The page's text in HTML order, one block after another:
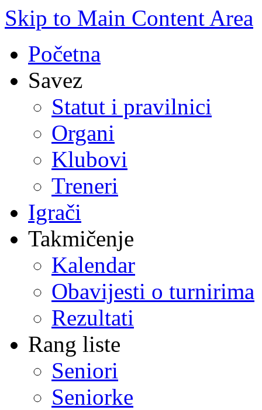
Skip to Main Content Area
Početna
Savez
Statut i pravilnici
Organi
Klubovi
Treneri
Igrači
Takmičenje
Kalendar
Obavijesti o turnirima
Rezultati
Rang liste
Seniori
Seniorke